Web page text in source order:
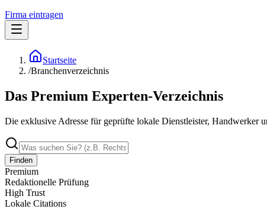
Firma eintragen
Startseite
/Branchenverzeichnis
Das Premium Experten-Verzeichnis
Die exklusive Adresse für geprüfte lokale Dienstleister, Handwerker
Finden
Premium
Redaktionelle Prüfung
High Trust
Lokale Citations